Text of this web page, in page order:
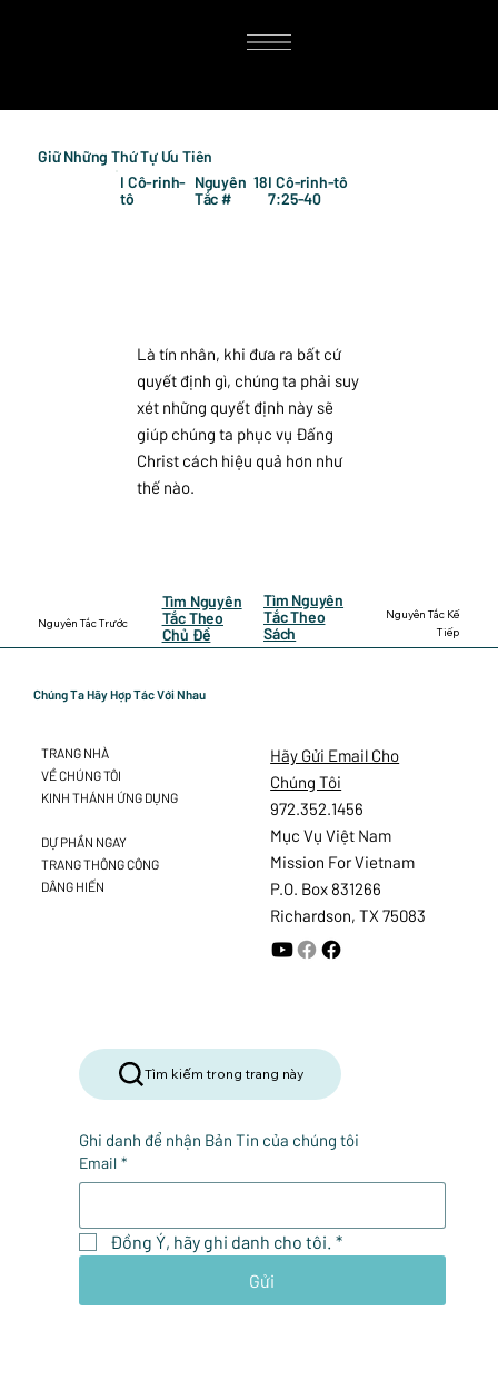
Nguyên Tắc Trước
Tìm Nguyên
Tắc Theo
Chủ Đề
Tìm Nguyên
Tắc Theo
Sách
Nguyên Tắc Kế
Tiếp
Giữ Những Thứ Tự Ưu Tiên
I Cô-rinh-
tô
Nguyên
Tắc #
18I Cô-rinh-tô
7:25-40
Là tín nhân, khi đưa ra bất cứ
quyết định gì, chúng ta phải suy
xét những quyết định này sẽ
giúp chúng ta phục vụ Đấng
Christ cách hiệu quả hơn như
thế nào.
Chúng Ta Hãy Hợp Tác Với Nhau
Tìm kiếm trong trang này
Ghi danh để nhận Bản Tin của chúng tôi
Email *
Đồng Ý, hãy ghi danh cho tôi. *
Gửi
Hãy Gửi Email Cho
Chúng Tôi
972.352.1456
Mục Vụ Việt Nam
Mission For Vietnam
P.O. Box 831266
Richardson, TX 75083
TRANG NHÀ
VỀ CHÚNG TÔI
KINH THÁNH ỨNG DỤNG
DỰ PHẦN NGAY
TRANG THÔNG CÔNG
DÂNG HIẾN